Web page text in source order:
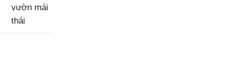
vườn mái
thái